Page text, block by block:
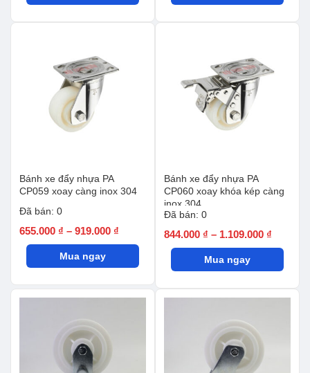
394.000 ₫
525.000 ₫
Bánh xe đẩy nhựa PA
CP059 xoay càng inox 304
Đã bán: 0
655.000 ₫ – 919.000 ₫
giá:
655.000 ₫
919.000 ₫
Mua ngay
Bánh xe đẩy nhựa PA
CP060 xoay khóa kép càng
inox 304
Đã bán: 0
844.000 ₫ – 1.109.000 ₫
giá:
844.000
Mua ngay